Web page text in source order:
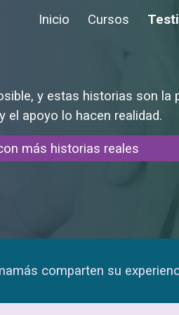
Skip to
Inicio Cursos
y estas historias son la
el apoyo lo hacen realidad.
más historias reales
comparten su